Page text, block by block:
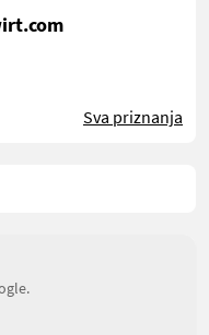
Sva priznanja